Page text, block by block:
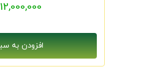
12,000,000 ریال